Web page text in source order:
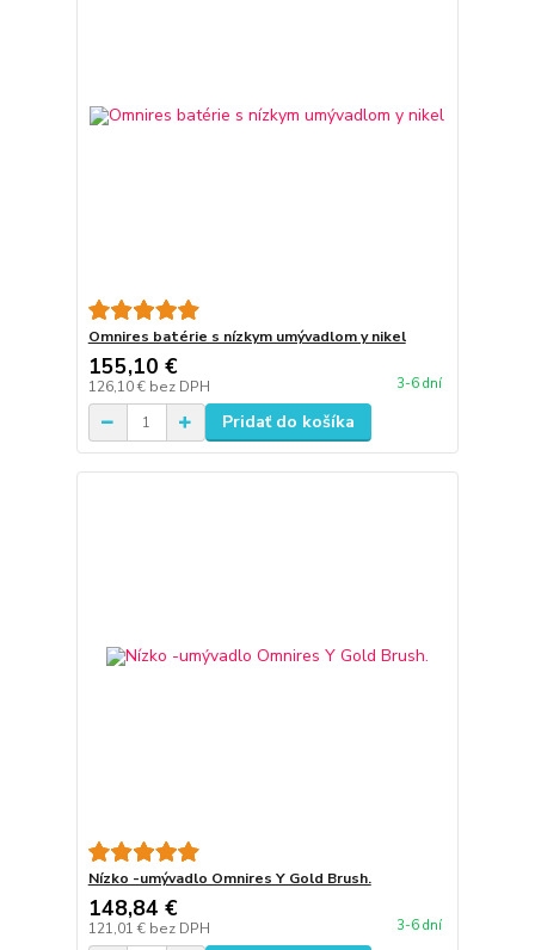
Omnires batérie s nízkym umývadlom y nikel
155,10 €
126,10 € bez DPH 3-6 dní
Pridať do košíka
Nízko -umývadlo Omnires Y Gold Brush.
148,84 €
121,01 € bez DPH 3-6 dní